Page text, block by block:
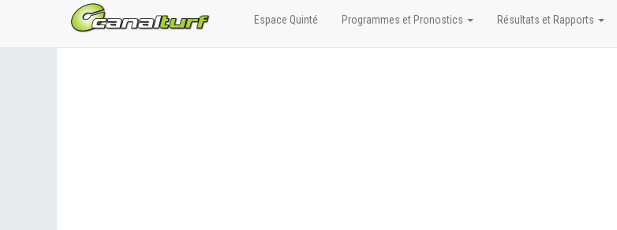
Espace Quinté Programmes et Pronostics Résultats et Rapports